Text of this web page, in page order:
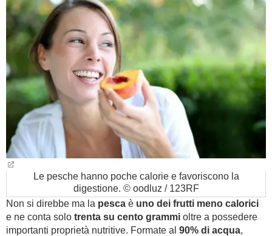
Le pesche hanno poche calorie e favoriscono la
digestione. © oodluz / 123RF
Non si direbbe ma la pesca è uno dei frutti meno calorici
e ne conta solo trenta su cento grammi oltre a possedere
importanti proprietà nutritive. Formate al 90% di acqua,